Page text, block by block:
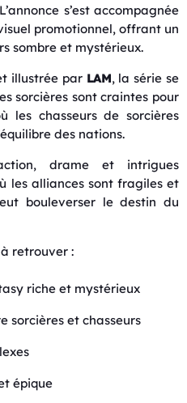
s’est accompagnée
promotionnel, offrant un
sombre et mystérieux.
illustrée par LAM, la série se
sorcières sont craintes pour
les chasseurs de sorcières
des nations.
drame et intrigues
les alliances sont fragiles et
bouleverser le destin du
retrouver :
riche et mystérieux
sorcières et chasseurs
épique